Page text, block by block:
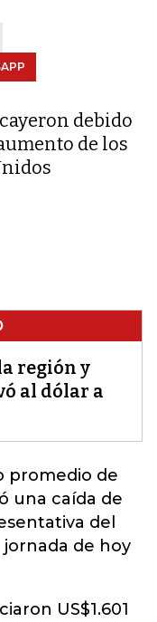
debido
de los
región y
al dólar a
promedio de
una caída de
del
jornada de hoy
US$1.601